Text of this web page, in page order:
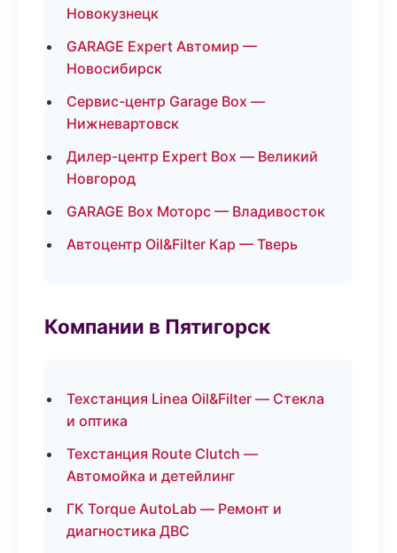
Новокузнецк
GARAGE Expert Автомир —
Новосибирск
Сервис-центр Garage Box —
Нижневартовск
Дилер-центр Expert Box — Великий
Новгород
GARAGE Box Моторс — Владивосток
Автоцентр Oil&Filter Кар — Тверь
Компании в Пятигорск
Техстанция Linea Oil&Filter — Стекла
и оптика
Техстанция Route Clutch —
Автомойка и детейлинг
ГК Torque AutoLab — Ремонт и
диагностика ДВС